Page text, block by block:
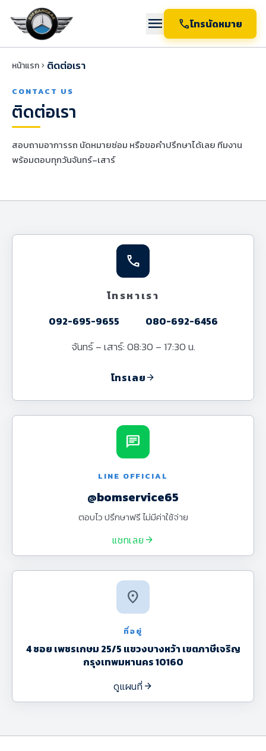
menu callโทรนัดหมาย
หน้าแรก chevron_right ติดต่อเรา
CONTACT US
ติดต่อเรา
สอบถามอาการรถ นัดหมายซ่อม หรือขอคำปรึกษาได้เลย ทีมงาน
พร้อมตอบทุกวันจันทร์–เสาร์
call
โทรหาเรา
092-695-9655 080-692-6456
จันทร์ – เสาร์: 08:30 – 17:30 น.
โทรเลย arrow_forward
chat
LINE OFFICIAL
@bomservice65
ตอบไว ปรึกษาฟรี ไม่มีค่าใช้จ่าย
แชทเลย arrow_forward
location_on
ที่อยู่
4 ซอย เพชรเกษม 25/5 แขวงบางหว้า เขตภาษีเจริญ
กรุงเทพมหานคร 10160
ดูแผนที่ arrow_forward